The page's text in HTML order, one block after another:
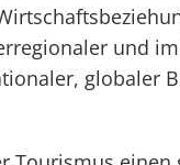
und
globaler